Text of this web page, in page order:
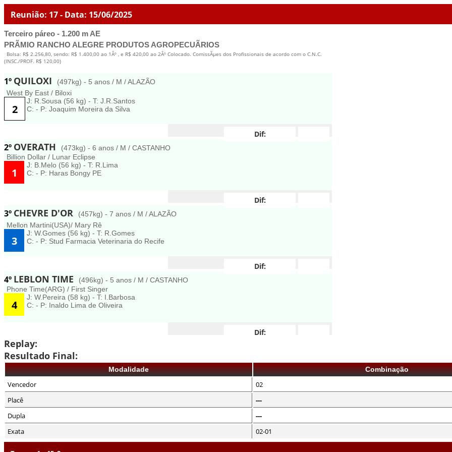
Reunião: 17 - Data: 15/06/2025
Terceiro páreo - 1.200 m AE
PRÃMIO RANCHO ALEGRE PRODUTOS AGROPECUÃRIOS
Bolsa: R$ 2.256,80, sendo: R$ 1.400,00 ao 1Âº , e R$ 420,00 ao 2Âº Colocado. ComissÃµes dos Profissionais de acordo com o C.N.C.
(INSC./PROF. R$ 120,00)
1º QUILOXI
(497kg) - 5 anos / M / ALAZÃO
West By East / Biloxi
2
J: R.Sousa (56 kg) - T: J.R.Santos
C: - P: Joaquim Moreira da Silva
Dif:
2º OVERATH
(473kg) - 6 anos / M / CASTANHO
Billion Dollar / Lunar Eclipse
1
J: B.Melo (56 kg) - T: R.Lima
C: - P: Haras Bongy PE
Dif:
3º CHEVRE D'OR
(457kg) - 7 anos / M / ALAZÃO
Mellon Martini(USA)/ Mary Rê
3
J: W.Gomes (56 kg) - T: R.Gomes
C: - P: Stud Farmacia Veterinaria do Recife
Dif:
4º LEBLON TIME
(496kg) - 5 anos / M / CASTANHO
Phone Time(ARG) / First Singer
4
J: W.Pereira (58 kg) - T: I.Barbosa
C: - P: Inaldo Lima de Oliveira
Dif:
Replay:
Resultado Final:
Modalidade Combinação
Vencedor 02
Placê
---
Dupla
---
Exata
02-01